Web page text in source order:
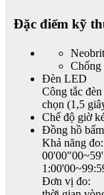
Đặc điểm kỹ
Chống
Đèn LED
Công tắc
chọn (1,5
Chế độ giờ
Đồng hồ
Khả năng đo:
Đơn vị đo: